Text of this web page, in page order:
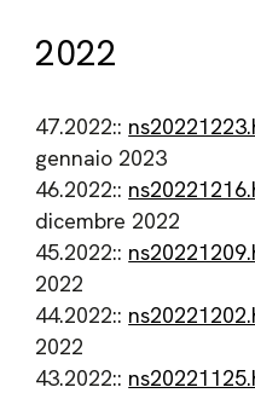
2022
47.2022::
gennaio 2023
46.2022::
dicembre 2022
45.2022::
2022
44.2022::
2022
43.2022::